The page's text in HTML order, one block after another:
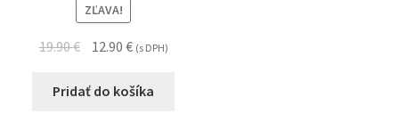
ZĽAVA!
19.90€ 12.90 € (s DPH)
Pridať do košíka